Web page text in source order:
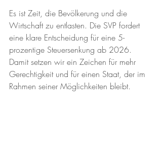
Es ist Zeit, die Bevölkerung und die
Wirtschaft zu entlasten. Die SVP fordert
eine klare Entscheidung für eine 5-
prozentige Steuersenkung ab 2026.
Damit setzen wir ein Zeichen für mehr
Gerechtigkeit und für einen Staat, der im
Rahmen seiner Möglichkeiten bleibt.